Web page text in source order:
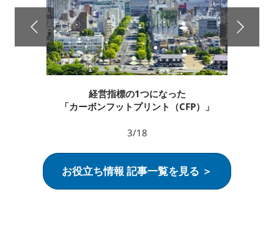
経営指標の1つになった
「カーボンフットプリント（CFP）」
3/18
お役立ち情報 記事一覧を見る ＞